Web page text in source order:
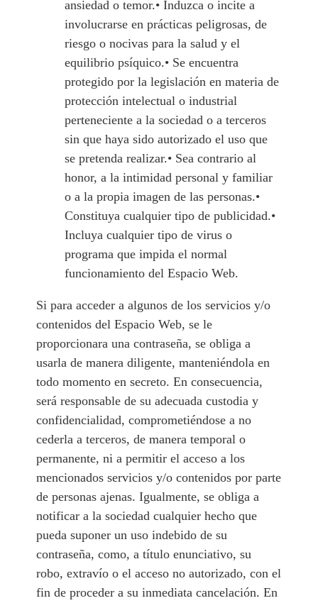
ansiedad o temor.• Induzca o incite a
involucrarse en prácticas peligrosas, de
riesgo o nocivas para la salud y el
equilibrio psíquico.• Se encuentra
protegido por la legislación en materia de
protección intelectual o industrial
perteneciente a la sociedad o a terceros
sin que haya sido autorizado el uso que
se pretenda realizar.• Sea contrario al
honor, a la intimidad personal y familiar
o a la propia imagen de las personas.•
Constituya cualquier tipo de publicidad.•
Incluya cualquier tipo de virus o
programa que impida el normal
funcionamiento del Espacio Web.
Si para acceder a algunos de los servicios y/o
contenidos del Espacio Web, se le
proporcionara una contraseña, se obliga a
usarla de manera diligente, manteniéndola en
todo momento en secreto. En consecuencia,
será responsable de su adecuada custodia y
confidencialidad, comprometiéndose a no
cederla a terceros, de manera temporal o
permanente, ni a permitir el acceso a los
mencionados servicios y/o contenidos por parte
de personas ajenas. Igualmente, se obliga a
notificar a la sociedad cualquier hecho que
pueda suponer un uso indebido de su
contraseña, como, a título enunciativo, su
robo, extravío o el acceso no autorizado, con el
fin de proceder a su inmediata cancelación. En